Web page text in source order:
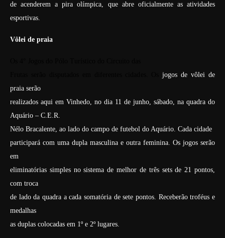
de acenderem a pira olímpica, que abre oficialmente as atividades
esportivas.
Vôlei de praia
Frutas serão disputados em diferentes cidades. Osjogos de vôlei de
praia serão
realizados aqui em Vinhedo, no dia 11 de junho, sábado, na quadra do
Aquário – C.E.R.
Nélo Bracalente, ao lado do campo de futebol do Aquário. Cada cidade
participará com uma dupla masculina e outra feminina. Os jogos serão
em
eliminatórias simples no sistema de melhor de três sets de 21 pontos,
com troca
de lado da quadra a cada somatória de sete pontos. Receberão troféus e
medalhas
as duplas colocadas em 1º e 2º lugares.